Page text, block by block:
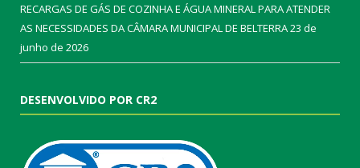
RECARGAS DE GÁS DE COZINHA E ÁGUA MINERAL PARA ATENDER
AS NECESSIDADES DA CÂMARA MUNICIPAL DE BELTERRA23 de
junho de 2026
DESENVOLVIDO POR CR2